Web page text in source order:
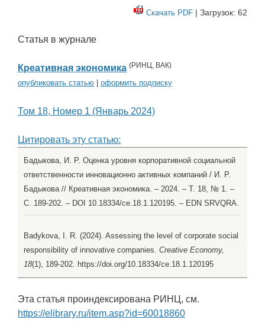
Скачать PDF | Загрузок: 62
Статья в журнале
Креативная экономика (РИНЦ, ВАК)
опубликовать статью оформить подписку
Том 18, Номер 1 (Январь 2024)
Цитировать эту статью:
Бадыкова, И. Р. Оценка уровня корпоративной социальной
ответственности инновационно активных компаний / И. Р.
Бадыкова // Креативная экономика. – 2024. – Т. 18, № 1. –
С. 189-202. – DOI 10.18334/ce.18.1.120195. – EDN SRVQRA.
Badykova, I. R. (2024). Assessing the level of corporate social
responsibility of innovative companies. Creative Economy,
18(1), 189-202. https://doi.org/10.18334/ce.18.1.120195
Эта статья проиндексирована РИНЦ, см.
https://elibrary.ru/item.asp?id=60018860